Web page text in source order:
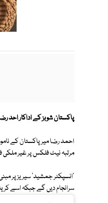
پاکستان شوبز کے اداکار احد
احمد رضا میر پاکستان کے
مرتبہ نیٹ فلکس پر غیر ملکی
'انسپکٹر جمشید' سیریز پر
سرانجام دیں گے جبکہ اسے